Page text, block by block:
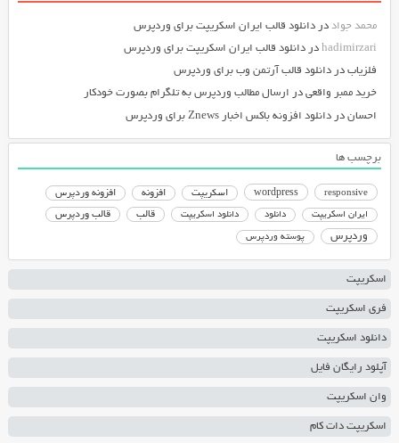
محمد جواددر دانلود قالب ایران اسکریپت برای وردپرس
hadimirzariدر دانلود قالب ایران اسکریپت برای وردپرس
فلزیابدر دانلود قالب آرتمن وب برای وردپرس
خرید ممبر واقعیدر ارسال مطالب وردپرس به تلگرام بصورت خودکار
احساندر دانلود افزونه باکس اخبار Znews برای وردپرس
برچسب ها
responsive
wordpress اسکریپت افزونه افزونه وردپرس
ایران اسکریپت دانلود دانلود اسکریپت قالب قالب وردپرس
وردپرس پوسته وردپرس
اسکریپت
فری اسکریپت
دانلود اسکریپت
آپلود رایگان فایل
وان اسکریپت
اسکریپت دات کام